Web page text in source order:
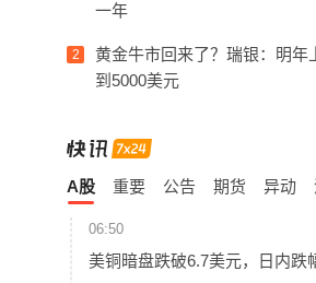
一年
2
黄金牛市回来了？瑞银：明年
到5000美元
A股 重要 公告 期货 异动
06:50
美铜暗盘跌破6.7美元，日内跌